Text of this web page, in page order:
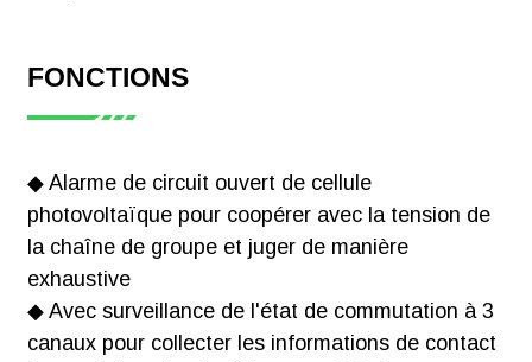
FONCTIONS
◆ Alarme de circuit ouvert de cellule
photovoltaïque pour coopérer avec la tension de
la chaîne de groupe et juger de manière
exhaustive
◆ Avec surveillance de l'état de commutation à 3
canaux pour collecter les informations de contact
de la série AGF-
MxxT